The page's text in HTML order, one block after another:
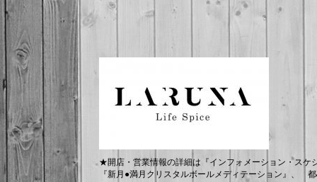
★開店・営業情報の詳細は『インフォメーション・ス
『新月●満月クリスタルボールメディテーション』、